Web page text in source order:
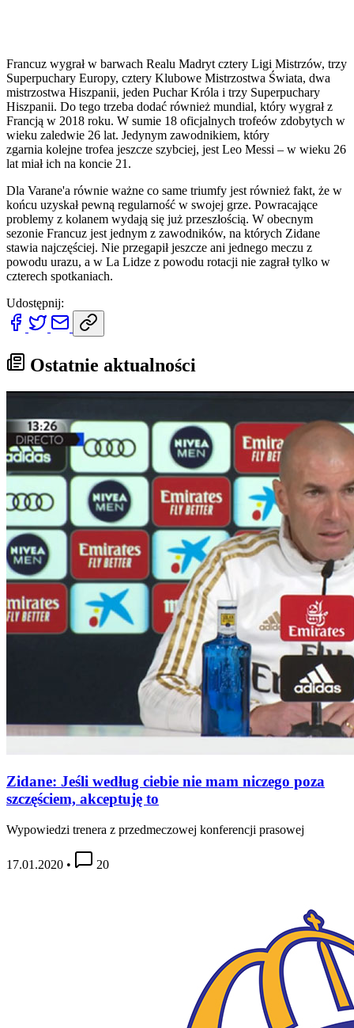
Francuz wygrał w barwach Realu Madryt cztery Ligi Mistrzów, trzy
Superpuchary Europy, cztery Klubowe Mistrzostwa Świata, dwa
mistrzostwa Hiszpanii, jeden Puchar Króla i trzy Superpuchary
Hiszpanii. Do tego trzeba dodać również mundial, który wygrał z
Francją w 2018 roku. W sumie 18 oficjalnych trofeów zdobytych w
wieku zaledwie 26 lat. Jedynym zawodnikiem, który
zgarnia kolejne trofea jeszcze szybciej, jest Leo Messi – w wieku 26
lat miał ich na koncie 21.
Dla Varane'a równie ważne co same triumfy jest również fakt, że w
końcu uzyskał pewną regularność w swojej grze. Powracające
problemy z kolanem wydają się już przeszłością. W obecnym
sezonie Francuz jest jednym z zawodników, na których Zidane
stawia najczęściej. Nie przegapił jeszcze ani jednego meczu z
powodu urazu, a w La Lidze z powodu rotacji nie zagrał tylko w
czterech spotkaniach.
Udostępnij:
Ostatnie aktualności
Zidane: Jeśli według ciebie nie mam niczego poza
szczęściem, akceptuję to
Wypowiedzi trenera z przedmeczowej konferencji prasowej
17.01.2020 • 20